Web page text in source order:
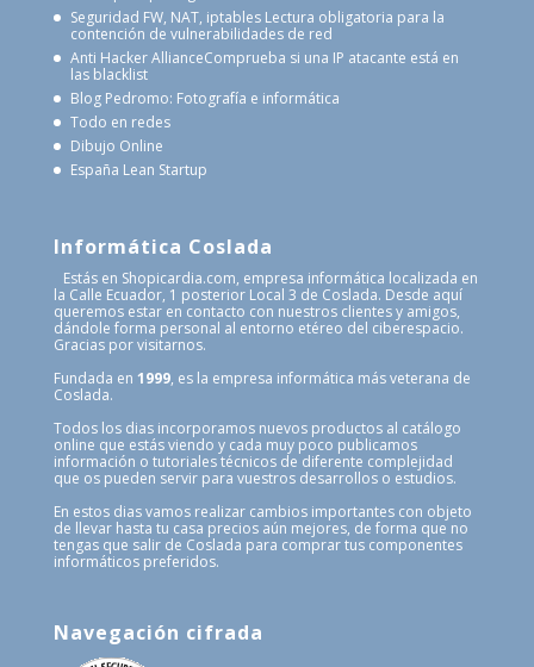
Seguridad FW, NAT, iptablesLectura obligatoria para la
contención de vulnerabilidades de red
Anti Hacker AllianceComprueba si una IP atacante está en
las blacklist
Blog Pedromo: Fotografía e informática
Todo en redes
Dibujo Online
España Lean Startup
Informática Coslada
Estás en Shopicardia.com, empresa informática localizada en
la Calle Ecuador, 1 posterior Local 3 de Coslada. Desde aquí
queremos estar en contacto con nuestros clientes y amigos,
dándole forma personal al entorno etéreo del ciberespacio.
Gracias por visitarnos.
Fundada en 1999, es la empresa informática más veterana de
Coslada.
Todos los dias incorporamos nuevos productos al catálogo
online que estás viendo y cada muy poco publicamos
información o tutoriales técnicos de diferente complejidad
que os pueden servir para vuestros desarrollos o estudios.
En estos dias vamos realizar cambios importantes con objeto
de llevar hasta tu casa precios aún mejores, de forma que no
tengas que salir de Coslada para comprar tus componentes
informáticos preferidos.
Navegación cifrada